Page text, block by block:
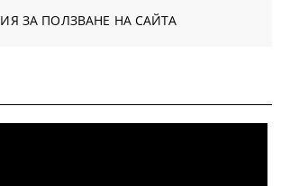
ЗА ПОЛЗВАНЕ НА САЙТА